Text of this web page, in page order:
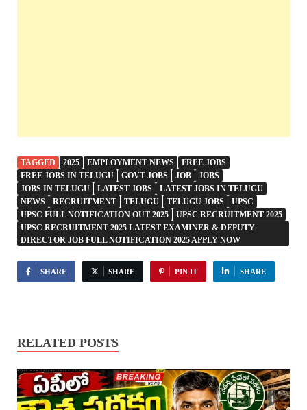
TAGGED 2025 EMPLOYMENT NEWS
FREE JOBS
FREE JOBS IN TELUGU
GOVT JOBS JOB
JOBS
JOBS IN TELUGU
LATEST JOBS
LATEST JOBS IN TELUGU
NEWS
RECRUITMENT TELUGU TELUGU JOBS
UPSC
UPSC FULL NOTIFICATION OUT 2025
UPSC RECRUITMENT 2025
UPSC RECRUITMENT 2025 LATEST EXAMINER & DEPUTY
DIRECTOR JOB FULL NOTIFICATION 2025 APPLY NOW
SHARE SHARE PIN IT SHARE
RELATED POSTS